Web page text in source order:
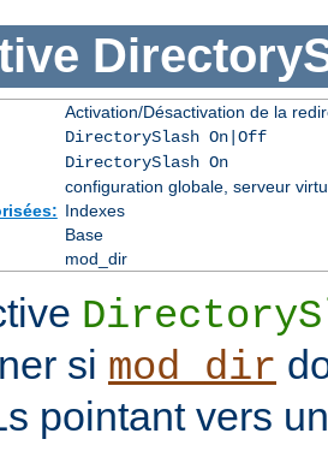
Activation/Désactivation de la
DirectorySlash On|Off
DirectorySlash On
configuration globale, serveur
Indexes
Base
mod_dir
si mod_dir
pointant vers